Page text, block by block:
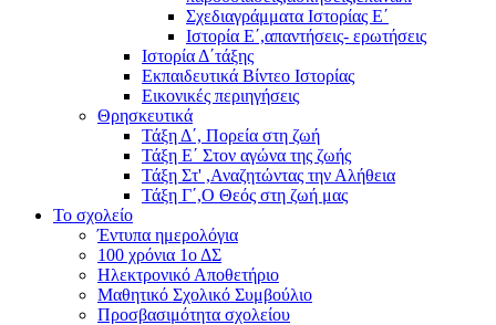
Σχεδιαγράμματα Ιστορίας Ε΄
Ιστορία Ε΄,απαντήσεις- ερωτήσεις
Ιστορία Δ΄τάξης
Εκπαιδευτικά Βίντεο Ιστορίας
Εικονικές περιηγήσεις
Θρησκευτικά
Τάξη Δ΄, Πορεία στη ζωή
Τάξη Ε΄ Στον αγώνα της ζωής
Τάξη Στ' ,Αναζητώντας την Αλήθεια
Τάξη Γ΄,Ο Θεός στη ζωή μας
Το σχολείο
Έντυπα ημερολόγια
100 χρόνια 1ο ΔΣ
Ηλεκτρονικό Αποθετήριο
Μαθητικό Σχολικό Συμβούλιο
Προσβασιμότητα σχολείου